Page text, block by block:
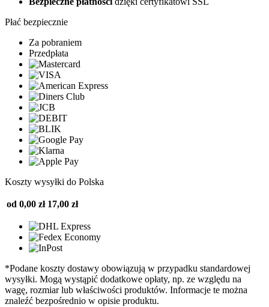
Płać bezpiecznie
Za pobraniem
Przedpłata
Koszty wysyłki do Polska
od 0,00 zł 17,00 zł
*Podane koszty dostawy obowiązują w przypadku standardowej
wysyłki. Mogą wystąpić dodatkowe opłaty, np. ze względu na
wagę, rozmiar lub właściwości produktów. Informacje te można
znaleźć bezpośrednio w opisie produktu.